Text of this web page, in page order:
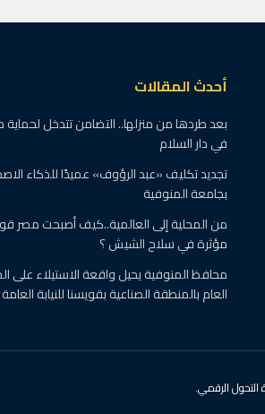
أحدث المقالات
بعد طردها من منزلها.. التضامن تتدخل
في دار السلام
تجديد تكليف «عبد الرؤوف» عميدًا للذكاء
بجامعة المنوفية
من المحلية إلى العالمية..كيف أصبحت مصر
مؤثرة في سلاح الشيش ؟
محافظ المنوفية يحيل واقعة الاستيلاء على
العام بالمنطقة الصناعية بقويسنا للنيابة العامة